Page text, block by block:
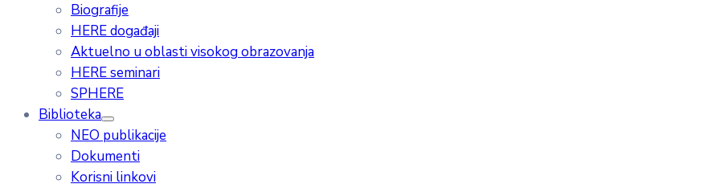
Biografije
HERE događaji
Aktuelno u oblasti visokog obrazovanja
HERE seminari
SPHERE
Biblioteka
NEO publikacije
Dokumenti
Korisni linkovi